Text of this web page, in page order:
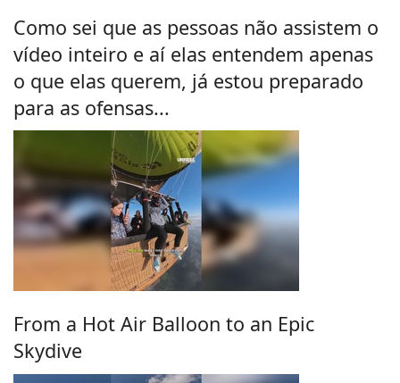
Como sei que as pessoas não assistem o
vídeo inteiro e aí elas entendem apenas
o que elas querem, já estou preparado
para as ofensas...
From a Hot Air Balloon to an Epic
Skydive